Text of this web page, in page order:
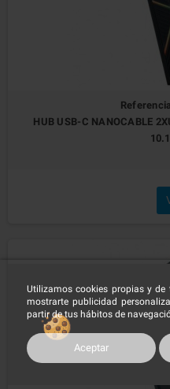
Utilizamos cookies propias y
mostrarte publicidad
partir de tus hábitos de
Aceptar
HUB USB-C NANOCABLE